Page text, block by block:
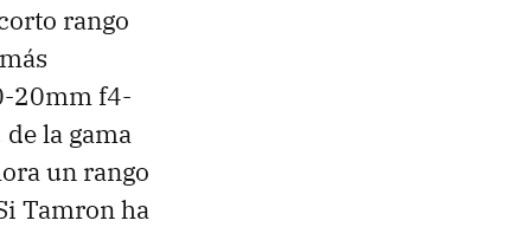
rango
20mm f4-
la gama
un rango
Tamron ha